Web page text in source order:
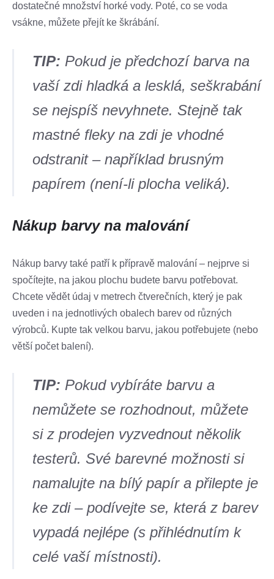
dostatečné množství horké vody. Poté, co se voda
vsákne, můžete přejít ke škrábání.
TIP: Pokud je předchozí barva na
vaší zdi hladká a lesklá, seškrabání
se nejspíš nevyhnete. Stejně tak
mastné fleky na zdi je vhodné
odstranit – například brusným
papírem (není-li plocha veliká).
Nákup barvy na malování
Nákup barvy také patří k přípravě malování – nejprve si
spočítejte, na jakou plochu budete barvu potřebovat.
Chcete vědět údaj v metrech čtverečních, který je pak
uveden i na jednotlivých obalech barev od různých
výrobců. Kupte tak velkou barvu, jakou potřebujete (nebo
větší počet balení).
TIP: Pokud vybíráte barvu a
nemůžete se rozhodnout, můžete
si z prodejen vyzvednout několik
testerů. Své barevné možnosti si
namalujte na bílý papír a přilepte je
ke zdi – podívejte se, která z barev
vypadá nejlépe (s přihlédnutím k
celé vaší místnosti).